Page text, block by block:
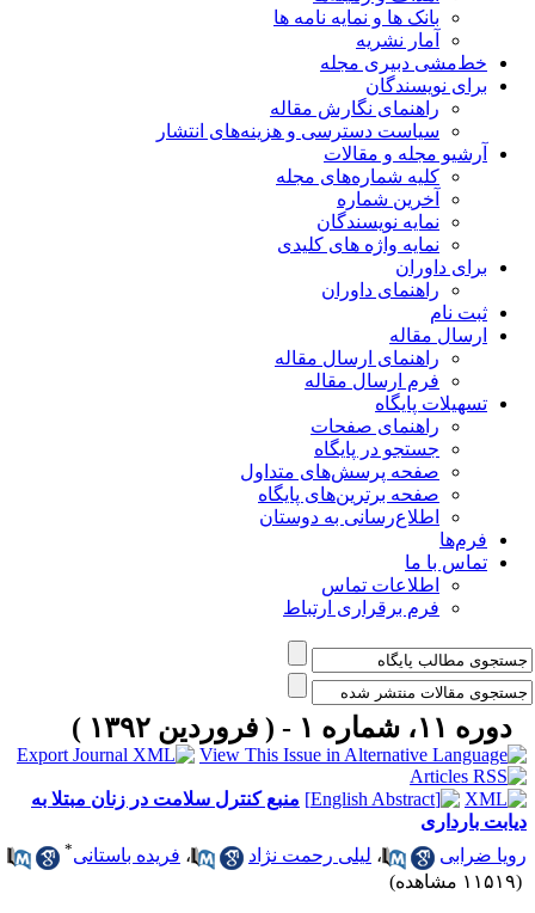
بانک ها و نمایه نامه ها
آمار نشریه
خط‌مشی دبیری مجله
برای نویسندگان
راهنمای نگارش مقاله
سیاست دسترسی و هزینه‌های انتشار
آرشیو مجله و مقالات
کلیه شماره‌های مجله
آخرین شماره
نمایه نویسندگان
نمایه واژه های کلیدی
برای داوران
راهنمای داوران
ثبت نام
ارسال مقاله
راهنمای ارسال مقاله
فرم ارسال مقاله
تسهیلات پایگاه
راهنمای صفحات
جستجو در پایگاه
صفحه پرسش‌های متداول
صفحه برترین‌های پایگاه
اطلاع‌رسانی به دوستان
فرم‌ها
تماس با ما
اطلاعات تماس
فرم برقراری ارتباط
دوره ۱۱، شماره ۱ - ( فروردین ۱۳۹۲ )
منبع کنترل سلامت در زنان مبتلا به
بارداری
ضرابی
،لیلی رحمت نژاد ،فریده باستانی